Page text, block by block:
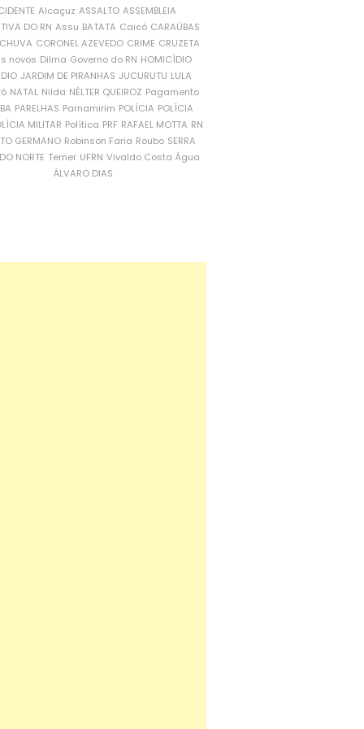
Alcaçuz ASSALTO ASSEMBLEIA
DO RN Assu BATATA Caicó CARAÚBAS
CORONEL AZEVEDO CRIME CRUZETA
novos Dilma Governo do RN HOMICÍDIO
JARDIM DE PIRANHAS JUCURUTU LULA
NATAL Nilda NÉLTER QUEIROZ Pagamento
PARELHAS Parnamirim POLÍCIA POLÍCIA
MILITAR Política PRF RAFAEL MOTTA RN
GERMANO Robinson Faria Roubo SERRA
NORTE Temer UFRN Vivaldo Costa Água
ÁLVARO DIAS